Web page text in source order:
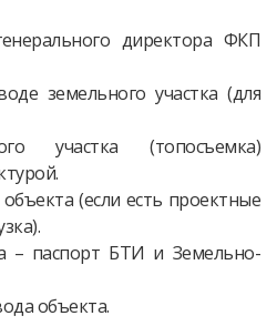
директора ФКП
земельного участка (для
участка (топосъемка)
(если есть проектные
– паспорт БТИ и Земельно-
объекта.